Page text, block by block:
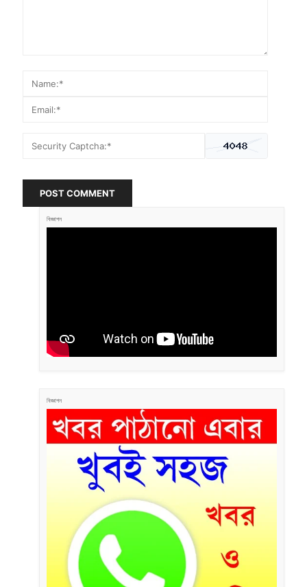
POST COMMENT
বিজ্ঞাপন
বিজ্ঞাপন